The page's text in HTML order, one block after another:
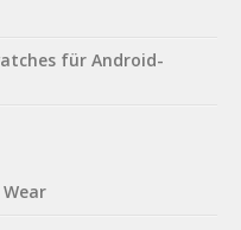
für Android-